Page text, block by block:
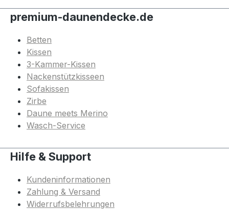
premium-daunendecke.de
Betten
Kissen
3-Kammer-Kissen
Nackenstützkisseen
Sofakissen
Zirbe
Daune meets Merino
Wasch-Service
Hilfe & Support
Kundeninformationen
Zahlung & Versand
Widerrufsbelehrungen